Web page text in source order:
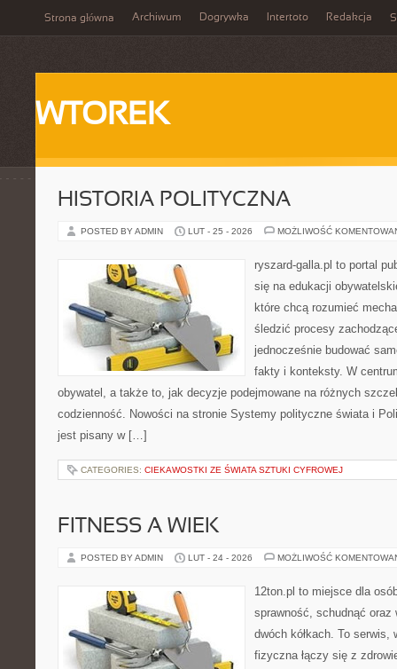
Strona główna Archiwum Dogrywka Intertoto Redakcja
WTOREK
HISTORIA POLITYCZNA
POSTED BY ADMIN LUT - 25 - 2026 MOŻLIWOŚĆ
ryszard-galla.pl to portal
się na edukacji
które chcą rozumieć
śledzić procesy
jednocześnie budować
fakty i konteksty. W
obywatel, a także to, jak decyzje podejmowane na różnych
codzienność. Nowości na stronie Systemy polityczne świata i
jest pisany w […]
CATEGORIES: CIEKAWOSTKI ZE ŚWIATA SZTUKI CYFROWEJ
FITNESS A WIEK
POSTED BY ADMIN LUT - 24 - 2026 MOŻLIWOŚĆ
12ton.pl to miejsce dla
sprawność, schudnąć oraz
dwóch kółkach. To
fizyczna łączy się z